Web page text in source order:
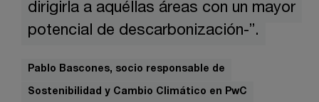
dirigirla a aquéllas áreas con un mayor
potencial de descarbonización-”.
Pablo Bascones, socio responsable de
Sostenibilidad y Cambio Climático en PwC